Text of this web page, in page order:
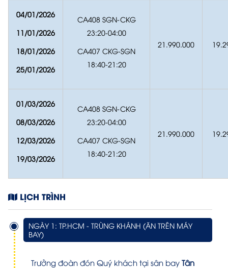
04/01/2026
11/01/2026
18/01/2026
25/01/2026
CA408 SGN-CKG
23:20-04:00
CA407 CKG-SGN
18:40-21:20
21.990.000
01/03/2026
08/03/2026
12/03/2026
19/03/2026
CA408 SGN-CKG
23:20-04:00
CA407 CKG-SGN
18:40-21:20
21.990.000
LỊCH TRÌNH
NGÀY 1: TP.HCM - TRÙNG KHÁNH (ĂN TRÊN MÁY
BAY)
Trưởng đoàn đón Quý khách tại sân bay Tân